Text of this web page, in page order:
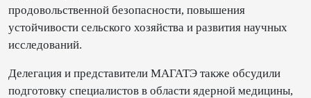
продовольственной безопасности, повышения
устойчивости сельского хозяйства и развития научных
исследований.
Делегация и представители МАГАТЭ также обсудили
подготовку специалистов в области ядерной медицины,